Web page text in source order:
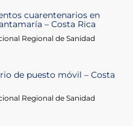
cuarentenarios en
– Costa Rica
Regional de Sanidad
de puesto móvil – Costa
Regional de Sanidad